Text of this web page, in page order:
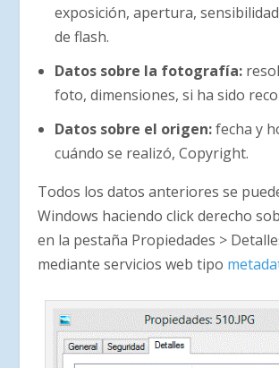
exposición, apertura,
de flash.
Datos sobre la fotografía:
foto, dimensiones, si ha sido
Datos sobre el origen:fecha y
cuándo se realizó, Copyright.
Todos los datos anteriores se
Windows haciendo click derecho
en la pestaña Propiedades >
mediante servicios web tipo